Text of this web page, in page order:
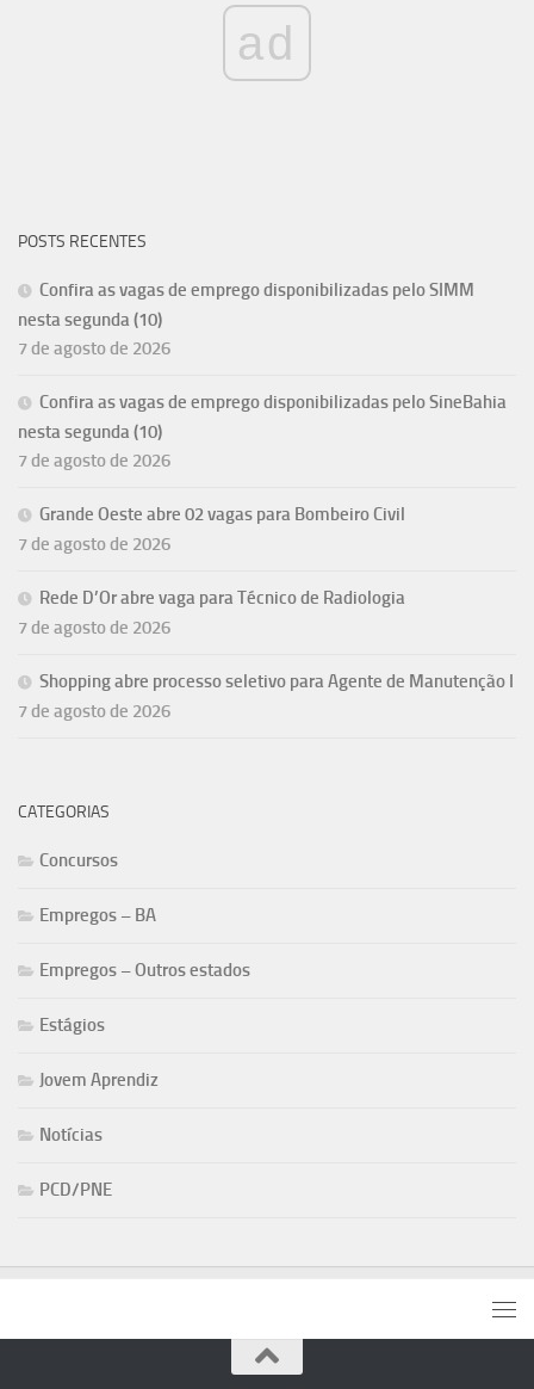
ad
POSTS RECENTES
Confira as vagas de emprego disponibilizadas pelo SIMM
nesta segunda (10)
7 de agosto de 2026
Confira as vagas de emprego disponibilizadas pelo SineBahia
nesta segunda (10)
7 de agosto de 2026
Grande Oeste abre 02 vagas para Bombeiro Civil
7 de agosto de 2026
Rede D’Or abre vaga para Técnico de Radiologia
7 de agosto de 2026
Shopping abre processo seletivo para Agente de Manutenção I
7 de agosto de 2026
CATEGORIAS
Concursos
Empregos – BA
Empregos – Outros estados
Estágios
Jovem Aprendiz
Notícias
PCD/PNE